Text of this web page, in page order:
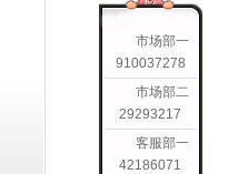
市场部一
910037278
市场部二
29293217
客服部一
42186071